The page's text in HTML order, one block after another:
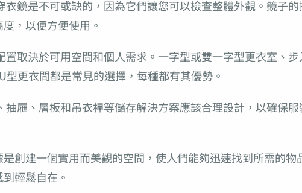
衣鏡是不可或缺的，因為它們讓您可以檢查整體外觀。鏡子的
，以便方便使用。
置取決於可用空間和個人需求。一字型或雙一字型更衣室、
型更衣間都是常見的選擇，每種都有其優勢。
抽屜、層板和吊衣桿等儲存解決方案應該合理設計，以確保服
創建一個實用而美觀的空間，使人們能夠迅速找到所需的物
輕鬆自在。